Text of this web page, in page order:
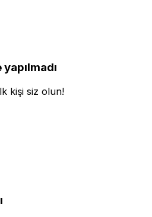
kişi siz olun!